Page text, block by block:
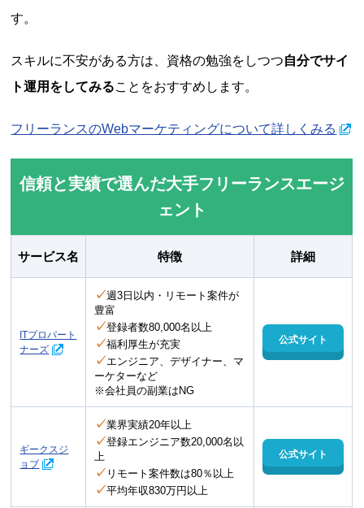
す。
スキルに不安がある方は、資格の勉強をしつつ自分でサイ
ト運用をしてみることをおすすめします。
フリーランスのWebマーケティングについて詳しくみる
信頼と実績で選んだ大手フリーランスエージ
ェント
サービス名 特徴 詳細
ITプロパート
ナーズ
✓週3日以内・リモート案件が
豊富
✓登録者数80,000名以上
✓福利厚生が充実
✓エンジニア、デザイナー、マ
ーケターなど
※会社員の副業はNG
公式サイト
ギークスジ
ョブ
✓業界実績20年以上
✓登録エンジニア数20,000名以
上
✓ リモート案件数は80％以上
✓平均年収830万円以上
公式サイト